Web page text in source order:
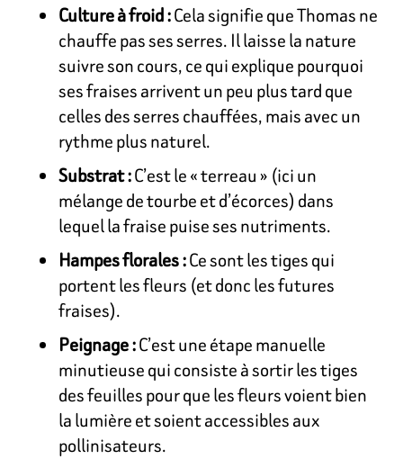
Culture à froid :Cela signifie que Thomas ne
chauffe pas ses serres. Il laisse la nature
suivre son cours, ce qui explique pourquoi
ses fraises arrivent un peu plus tard que
celles des serres chauffées, mais avec un
rythme plus naturel.
Substrat :C’est le « terreau » (ici un
mélange de tourbe et d’écorces) dans
lequel la fraise puise ses nutriments.
Hampes florales :Ce sont les tiges qui
portent les fleurs (et donc les futures
fraises).
Peignage :C’est une étape manuelle
minutieuse qui consiste à sortir les tiges
des feuilles pour que les fleurs voient bien
la lumière et soient accessibles aux
pollinisateurs.